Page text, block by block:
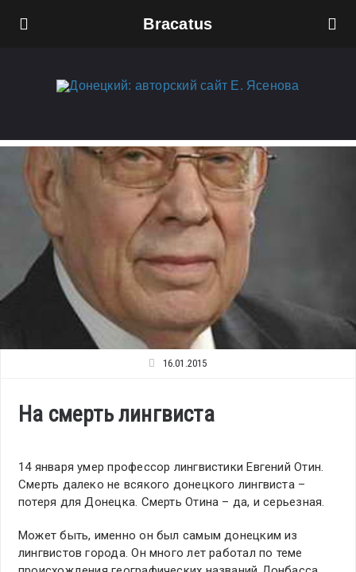
Bracatus
16.01.2015
На смерть лингвиста
14 января умер профессор лингвистики Евгений Отин.
Смерть далеко не всякого донецкого лингвиста –
потеря для Донецка. Смерть Отина – да, и серьезная.
Может быть, именно он был самым донецким из
лингвистов города. Он много лет работал по теме